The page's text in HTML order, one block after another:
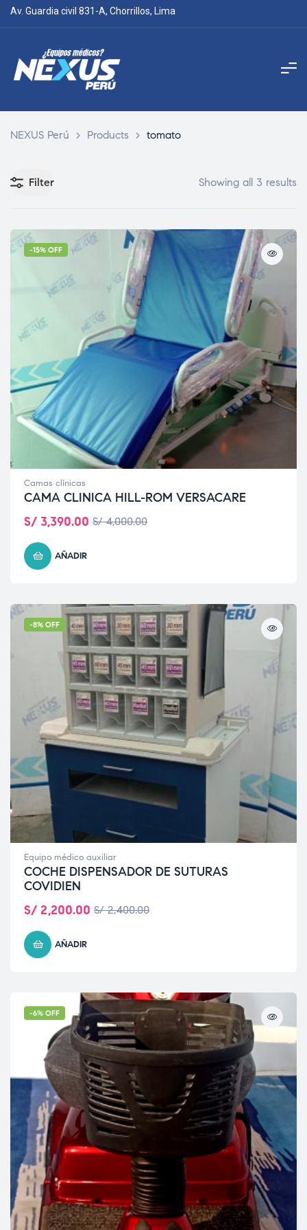
Av. Guardia civil 831-A, Chorrillos, Lima
NEXUS Perú > Products > tomato
Filter Showing all 3 results
-15% OFF
Camas clínicas
CAMA CLINICA HILL-ROM VERSACARE
S/4,000.00
S/ 3,390.00
AÑADIR
-8% OFF
Equipo médico auxiliar
COCHE DISPENSADOR DE SUTURAS
COVIDIEN
S/2,400.00
S/ 2,200.00
AÑADIR
-6% OFF